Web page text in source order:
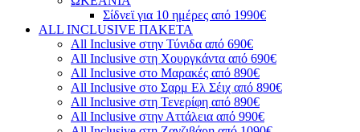
Σίδνεϊ για 10 ημέρες από 1990€
ALL INCLUSIVE ΠΑΚΕΤΑ
All Inclusive στην Τύνιδα από 690€
All Inclusive στη Χουργκάντα από 690€
All Inclusive στο Μαρακές από 890€
All Inclusive στο Σαρμ Ελ Σέιχ από 890€
All Inclusive στη Τενερίφη από 890€
All Inclusive στην Αττάλεια από 990€